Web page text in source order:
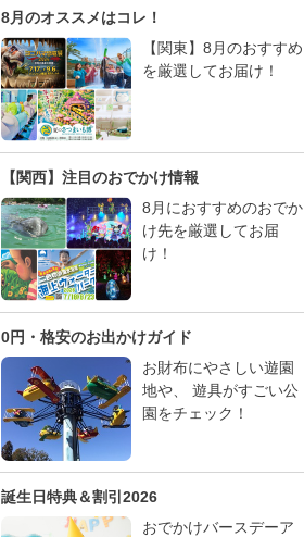
8月のオススメはコレ！
【関東】8月のおすすめ
を厳選してお届け！
【関西】注目のおでかけ情報
8月におすすめのおでか
け先を厳選してお届
け！
0円・格安のお出かけガイド
お財布にやさしい遊園
地や、 遊具がすごい公
園をチェック！
誕生日特典＆割引2026
おでかけバースデーア